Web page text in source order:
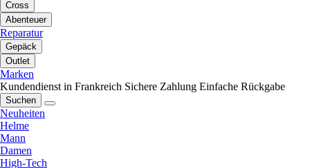
Cross
Abenteuer
Reparatur
Gepäck
Outlet
Marken
Kundendienst in Frankreich Sichere Zahlung Einfache Rückgabe
Suchen
Neuheiten
Helme
Mann
Damen
High-Tech